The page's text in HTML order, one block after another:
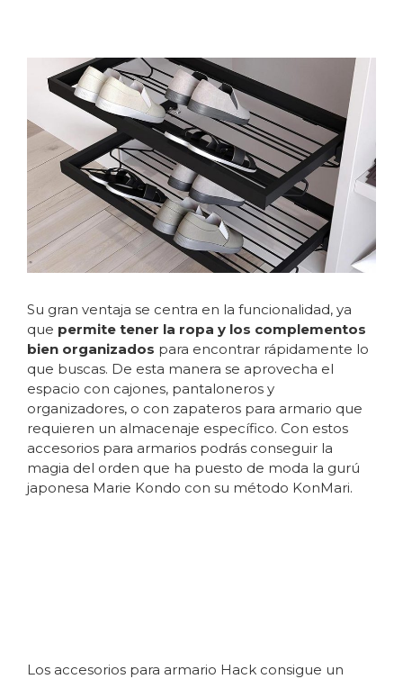
Su gran ventaja se centra en la funcionalidad, ya
que permite tener la ropa y los complementos
bien organizados para encontrar rápidamente lo
que buscas. De esta manera se aprovecha el
espacio con cajones, pantaloneros y
organizadores, o con zapateros para armario que
requieren un almacenaje específico. Con estos
accesorios para armarios podrás conseguir la
magia del orden que ha puesto de moda la gurú
japonesa Marie Kondo con su método KonMari.
Los accesorios para armario Hack consigue un